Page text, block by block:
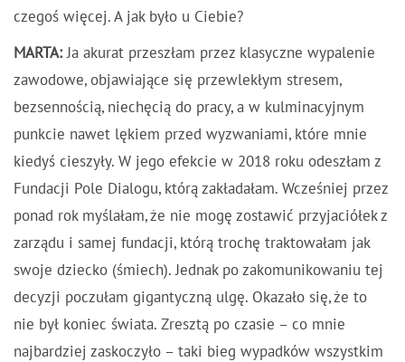
czegoś więcej. A jak było u Ciebie?
MARTA:Ja akurat przeszłam przez klasyczne wypalenie
zawodowe, objawiające się przewlekłym stresem,
bezsennością, niechęcią do pracy, a w kulminacyjnym
punkcie nawet lękiem przed wyzwaniami, które mnie
kiedyś cieszyły. W jego efekcie w 2018 roku odeszłam z
Fundacji Pole Dialogu, którą zakładałam. Wcześniej przez
ponad rok myślałam, że nie mogę zostawić przyjaciółek z
zarządu i samej fundacji, którą trochę traktowałam jak
swoje dziecko (śmiech). Jednak po zakomunikowaniu tej
decyzji poczułam gigantyczną ulgę. Okazało się, że to
nie był koniec świata. Zresztą po czasie – co mnie
najbardziej zaskoczyło – taki bieg wypadków wszystkim